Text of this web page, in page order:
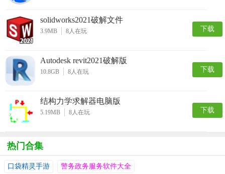
solidworks2021破解文件
3.9MB 8人在玩 下载
Autodesk revit2021破解版
10.8GB 8人在玩 下载
结构力学求解器电脑版
5.19MB 8人在玩 下载
热门合集
口袋精灵手游 警务政务服务软件大全